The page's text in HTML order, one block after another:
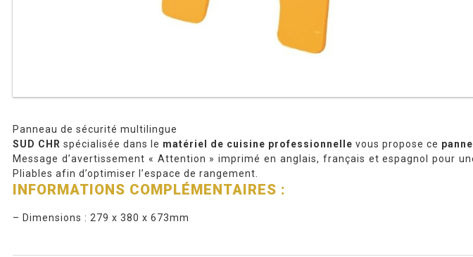
Panneau de sécurité multilingue
SUD CHR spécialisée dans le matériel de cuisine professionnelle vous propose ce
Message d’avertissement « Attention » imprimé en anglais, français et espagnol pour
Pliables afin d’optimiser l’espace de rangement.
INFORMATIONS COMPLÉMENTAIRES :
– Dimensions : 279 x 380 x 673mm